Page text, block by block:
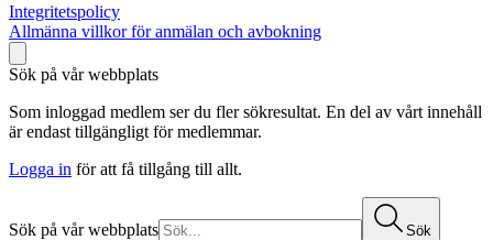
Integritetspolicy
Allmänna villkor för anmälan och avbokning
Sök på vår webbplats
Som inloggad medlem ser du fler sökresultat. En del av vårt innehåll
är endast tillgängligt för medlemmar.
Logga in för att få tillgång till allt.
Sök på vår webbplats Sök